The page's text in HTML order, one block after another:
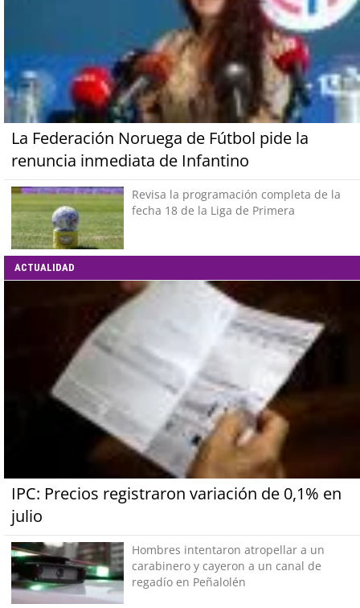
La Federación Noruega de Fútbol pide la
renuncia inmediata de Infantino
Revisa la programación completa de la
fecha 18 de la Liga de Primera
ACTUALIDAD
IPC: Precios registraron variación de 0,1% en
julio
Hombres intentaron atropellar a un
carabinero y cayeron a un canal de
regadío en Peñalolén